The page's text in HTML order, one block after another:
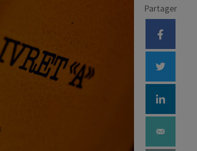
Loi Pinel
Anciens dispositifs
Investissement locatif
Partager